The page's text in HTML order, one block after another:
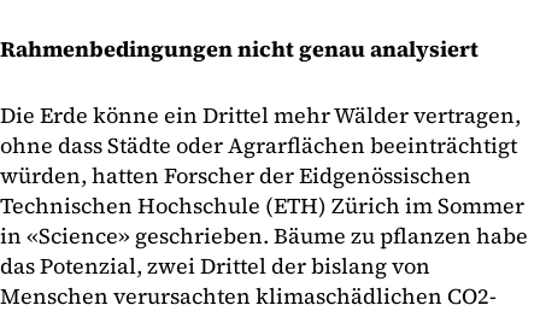
Rahmenbedingungen nicht genau analysiert
Die Erde könne ein Drittel mehr Wälder vertragen,
ohne dass Städte oder Agrarflächen beeinträchtigt
würden, hatten Forscher der Eidgenössischen
Technischen Hochschule (ETH) Zürich im Sommer
in «Science» geschrieben. Bäume zu pflanzen habe
das Potenzial, zwei Drittel der bislang von
Menschen verursachten klimaschädlichen CO2-